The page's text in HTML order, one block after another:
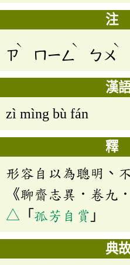
ㄗ
ˋ
ㄇㄧㄥ
ˋ
ㄅㄨ
ˋ
漢
zì mìng bù fán
形容自以為聰明、
《聊齋志異．卷九
△ 「 孤芳自賞 」
典